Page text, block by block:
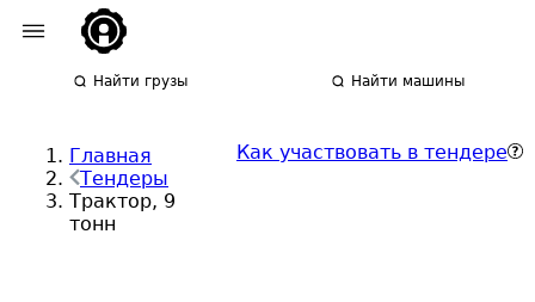
Найти грузы Найти машины
Главная
Тендеры
Трактор, 9
тонн
Как участвовать в тендере